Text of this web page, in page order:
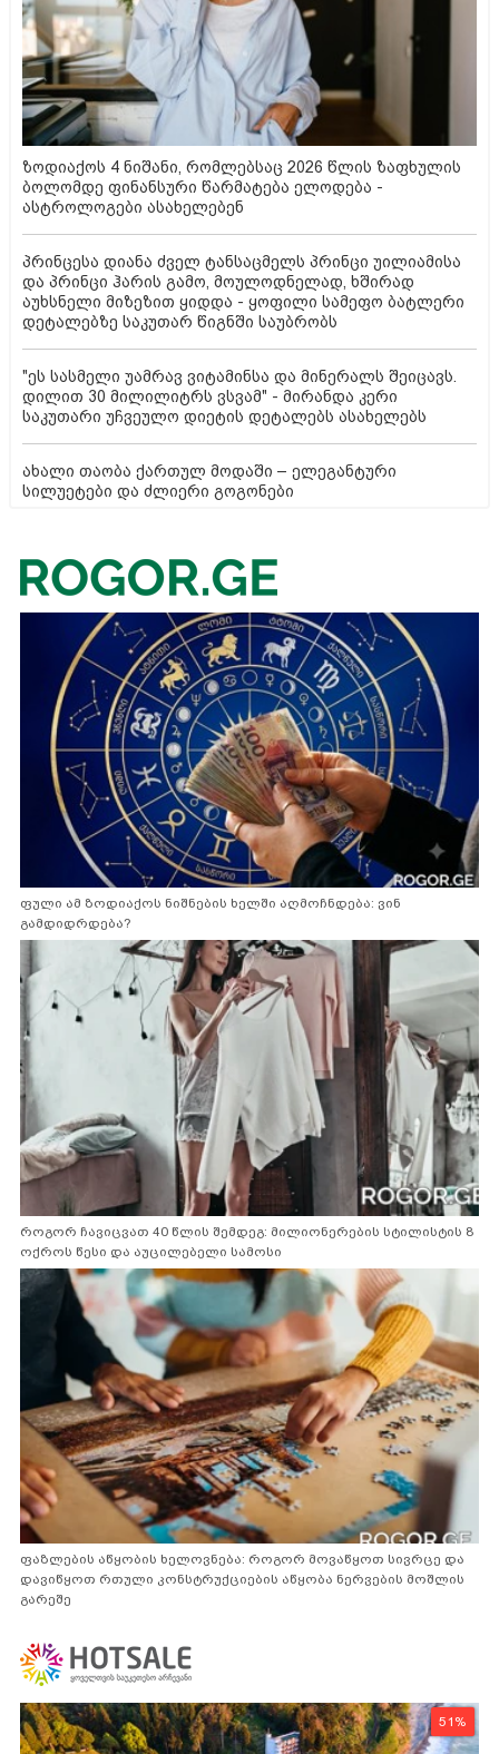
ზოდიაქოს 4 ნიშანი, რომლებსაც 2026 წლის ზაფხულის
ბოლომდე ფინანსური წარმატება ელოდება -
ასტროლოგები ასახელებენ
პრინცესა დიანა ძველ ტანსაცმელს პრინცი უილიამისა
და პრინცი ჰარის გამო, მოულოდნელად, ხშირად
აუხსნელი მიზეზით ყიდდა - ყოფილი სამეფო ბატლერი
დეტალებზე საკუთარ წიგნში საუბრობს
"ეს სასმელი უამრავ ვიტამინსა და მინერალს შეიცავს.
დილით 30 მილილიტრს ვსვამ" - მირანდა კერი
საკუთარი უჩვეულო დიეტის დეტალებს ასახელებს
ახალი თაობა ქართულ მოდაში – ელეგანტური
სილუეტები და ძლიერი გოგონები
ფული ამ ზოდიაქოს ნიშნების ხელში აღმოჩნდება: ვინ
გამდიდრდება?
როგორ ჩავიცვათ 40 წლის შემდეგ: მილიონერების სტილისტის 8
ოქროს წესი და აუცილებელი სამოსი
ფაზლების აწყობის ხელოვნება: როგორ მოვაწყოთ სივრცე და
დავიწყოთ რთული კონსტრუქციების აწყობა ნერვების მოშლის
გარეშე
51%